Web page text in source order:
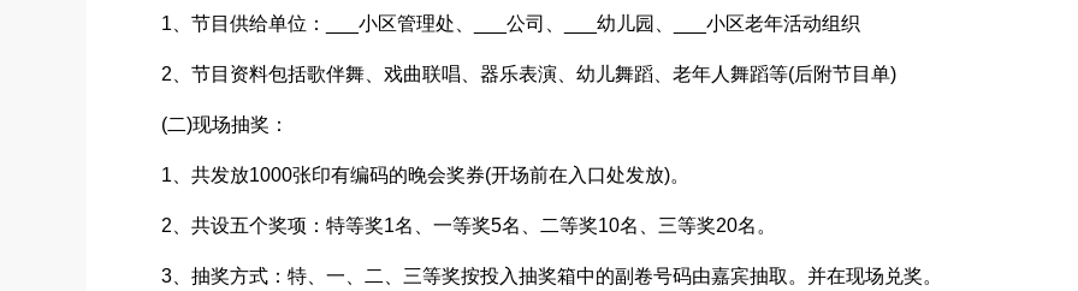
1、节目供给单位：___ 小区管理处、___ 公司、___ 幼儿园、___ 小区老年活动组织
2、节目资料包括歌伴舞、戏曲联唱、器乐表演、幼儿舞蹈、老年人舞蹈等(后附节目单)
(二)现场抽奖：
1、共发放1000张印有编码的晚会奖券(开场前在入口处发放)。
2、共设五个奖项：特等奖1名、一等奖5名、二等奖10名、三等奖20名。
3、抽奖方式：特、一、二、三等奖按投入抽奖箱中的副卷号码由嘉宾抽取。并在现场兑奖。